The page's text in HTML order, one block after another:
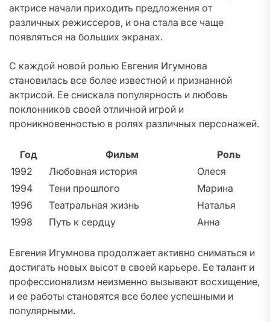
актрисе начали приходить предложения от
различных режиссеров, и она стала все чаще
появляться на больших экранах.
С каждой новой ролью Евгения Игумнова
становилась все более известной и признанной
актрисой. Ее снискала популярность и любовь
поклонников своей отличной игрой и
проникновенностью в ролях различных персонажей.
Год Фильм
Роль
1992
Любовная история
Олеся
1994
Тени прошлого
Марина
1996
Театральная жизнь
Наталья
1998
Путь к сердцу Анна
Евгения Игумнова продолжает активно сниматься и
достигать новых высот в своей карьере. Ее талант и
профессионализм неизменно вызывают восхищение,
и ее работы становятся все более успешными и
популярными.